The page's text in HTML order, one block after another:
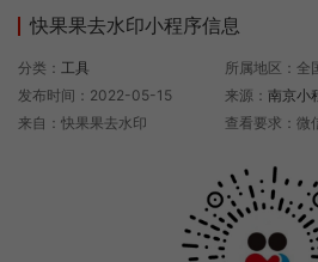
快果果去水印小程序信息
分类： 工具
发布时间：2022-05-15
来自：快果果去水印
所属地区：全
来源： 南京小
查看要求：微